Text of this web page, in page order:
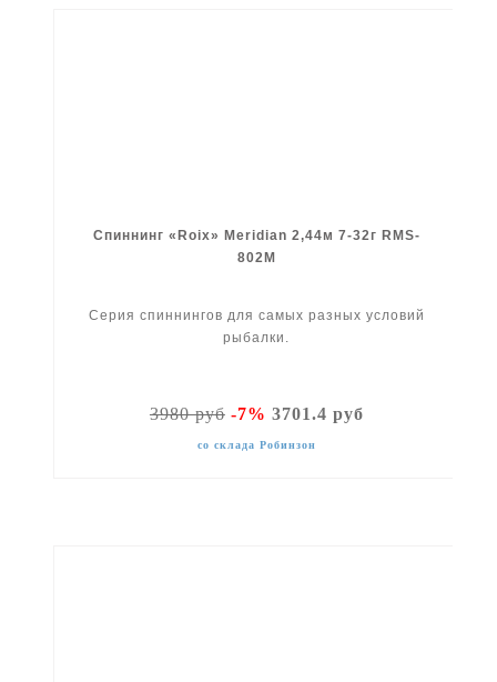
Спиннинг «Roix» Meridian 2,44м 7-32г RMS-
802M
Серия спиннингов для самых разных условий
рыбалки.
3980 руб-7% 3701.4 руб
со склада Робинзон